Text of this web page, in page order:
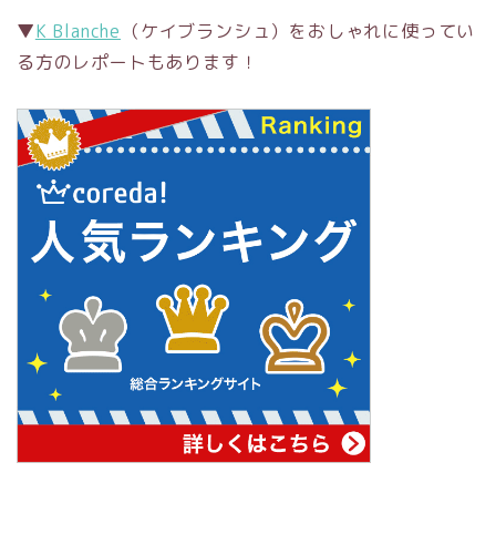
▼K Blanche （ケイブランシュ）をおしゃれに使ってい
る方のレポートもあります！